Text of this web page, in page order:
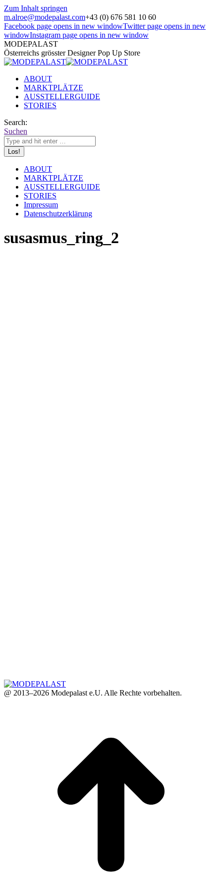
Zum Inhalt springen
m.alroe@modepalast.com+43 (0) 676 581 10 60
Facebook page opens in new windowTwitter page opens in new
windowInstagram page opens in new window
MODEPALAST
Österreichs grösster Designer Pop Up Store
ABOUT
MARKTPLÄTZE
AUSSTELLERGUIDE
STORIES
Search:
Suchen
ABOUT
MARKTPLÄTZE
AUSSTELLERGUIDE
STORIES
Impressum
Datenschutzerklärung
susasmus_ring_2
@ 2013–2026 Modepalast e.U. Alle Rechte vorbehalten.